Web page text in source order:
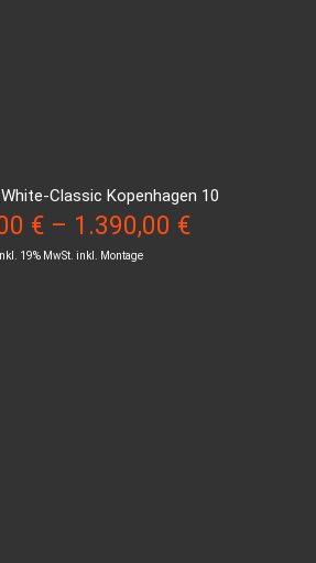
Classic Kopenhagen 10
€ – 1.390,00 €
Inkl. 19% MwSt. inkl. Montage